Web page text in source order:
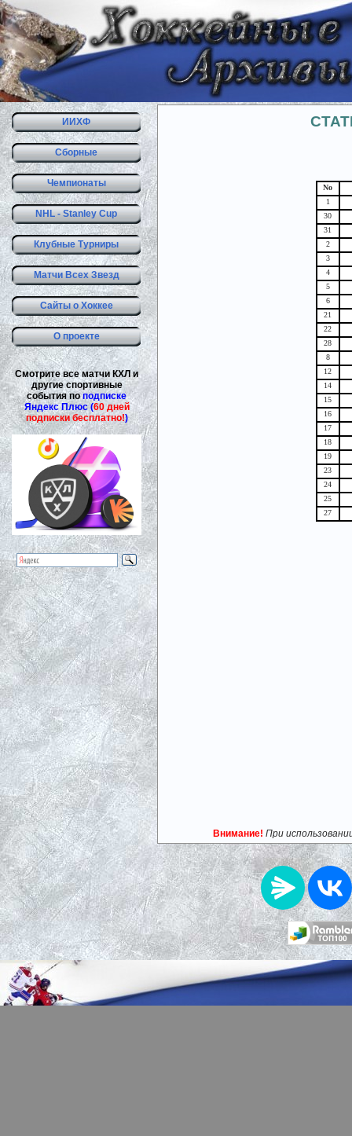
ИИХФ
Сборные
Чемпионаты
NHL - Stanley Cup
Клубные Турниры
Матчи Всех Звезд
Сайты о Хоккее
О проекте
Смотрите все матчи КХЛ и
другие спортивные
события поподписке
Яндекс Плюс (60 дней
подписки бесплатно!)
No
1
30
31
2
3
4
5
6
21
22
28
8
12
14
15
16
17
18
19
23
24
25
27
Внимание! При